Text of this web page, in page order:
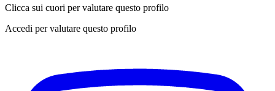
Clicca sui cuori per valutare questo profilo
Accedi per valutare questo profilo